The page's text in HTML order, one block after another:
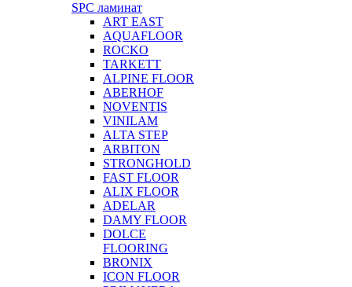
SPC ламинат
ART EAST
AQUAFLOOR
ROCKO
TARKETT
ALPINE FLOOR
ABERHOF
NOVENTIS
VINILAM
ALTA STEP
ARBITON
STRONGHOLD
FAST FLOOR
ALIX FLOOR
ADELAR
DAMY FLOOR
DOLCE
FLOORING
BRONIX
ICON FLOOR